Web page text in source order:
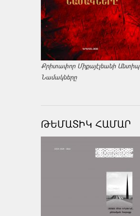
Քրիտափոր Միքայէլեանի Անտիպ
Նամակները
ԹԵՄԱՏԻԿ ՀԱՄԱՐ